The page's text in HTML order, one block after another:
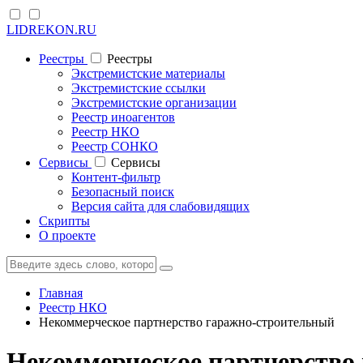
LIDREKON.RU
Реестры
Реестры
Экстремистские материалы
Экстремистские ссылки
Экстремистские организации
Реестр иноагентов
Реестр НКО
Реестр СОНКО
Cервисы
Cервисы
Контент-фильтр
Безопасный поиск
Версия сайта для слабовидящих
Скрипты
О проекте
Главная
Реестр НКО
Некоммерческое партнерство гаражно-строительный